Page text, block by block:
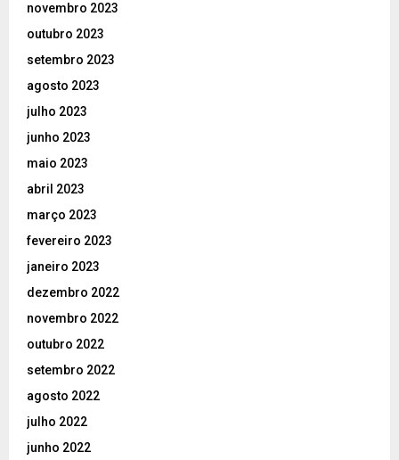
novembro 2023
outubro 2023
setembro 2023
agosto 2023
julho 2023
junho 2023
maio 2023
abril 2023
março 2023
fevereiro 2023
janeiro 2023
dezembro 2022
novembro 2022
outubro 2022
setembro 2022
agosto 2022
julho 2022
junho 2022